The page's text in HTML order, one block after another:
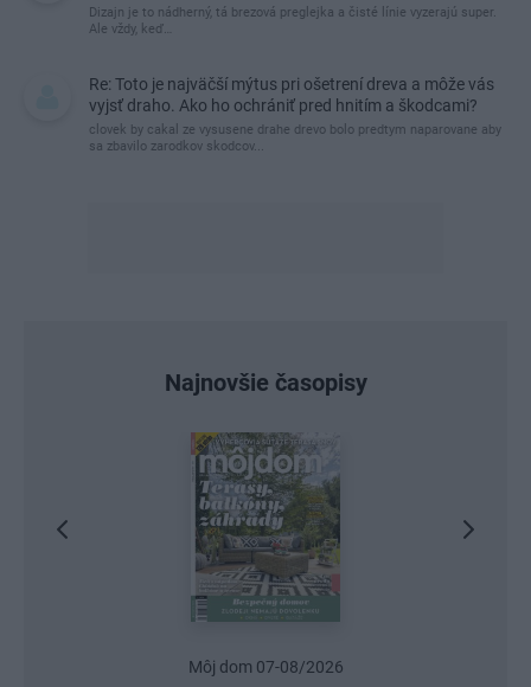
Dizajn je to nádherný, tá brezová preglejka a čisté línie vyzerajú super.
Ale vždy, keď…
Re: Toto je najväčší mýtus pri ošetrení dreva a môže vás
vyjsť draho. Ako ho ochrániť pred hnitím a škodcami?
clovek by cakal ze vysusene drahe drevo bolo predtym naparovane aby
sa zbavilo zarodkov skodcov...
Najnovšie časopisy
Môj dom 07-08/2026